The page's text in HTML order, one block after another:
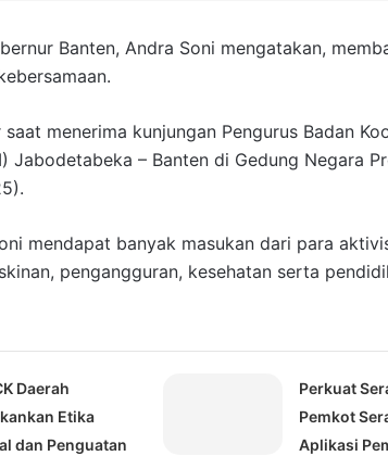
Banten, Andra Soni mengatakan,
menerima kunjungan Pengurus Badan
Jabodetabeka – Banten di Gedung Negara
mendapat banyak masukan dari para
pengangguran, kesehatan serta
Daerah
Etika
dan Penguatan
Perkuat
Pemkot
Aplikasi